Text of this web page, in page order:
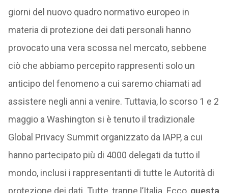
giorni del nuovo quadro normativo europeo in
materia di protezione dei dati personali hanno
provocato una vera scossa nel mercato, sebbene
ciò che abbiamo percepito rappresenti solo un
anticipo del fenomeno a cui saremo chiamati ad
assistere negli anni a venire. Tuttavia, lo scorso 1 e 2
maggio a Washington si è tenuto il tradizionale
Global Privacy Summit organizzato da IAPP, a cui
hanno partecipato più di 4000 delegati da tutto il
mondo, inclusi i rappresentanti di tutte le Autorità di
protezione dei dati. Tutte, tranne l’Italia. Ecco, questa